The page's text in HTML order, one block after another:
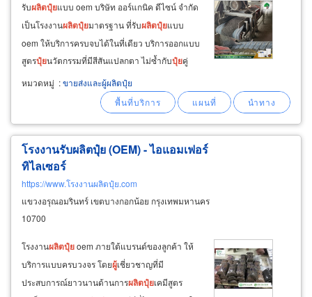
รับผลิตปุ๋ยแบบ oem บริษัท ออร์แกนิค ดีไซน์ จำกัด
เป็นโรงงานผลิตปุ๋ยมาตรฐาน ที่รับผลิตปุ๋ยแบบ
oem ให้บริการครบจบได้ในที่เดียว บริการออกแบบ
สูตรปุ๋ยนวัตกรรมที่มีสีสันแปลกตา ไม่ซ้ำกับปุ๋ยคู่
แข่งในตลาด รับแกะสูตร ปุ๋ย ตามต้องการ ทั้ง
เม็ดฟู่ปุ๋ย ละลายช้า ชีวภัณฑ์
หมวดหมู่ :ขายส่งและผู้ผลิตปุ๋ย
โรงงานรับผลิตปุ๋ย (OEM) - ไอแอมเฟอร์
ทิไลเซอร์
https://www.โรงงานผลิตปุ๋ย.com
แขวงอรุณอมรินทร์ เขตบางกอกน้อย กรุงเทพมหานคร
10700
โรงงานผลิตปุ๋ยoem ภายใต้แบรนด์ของลูกค้า ให้
บริการแบบครบวงจร โดยผู้เชี่ยวชาญที่มี
ประสบการณ์ยาวนานด้านการผลิตปุ๋ยเคมีสูตร